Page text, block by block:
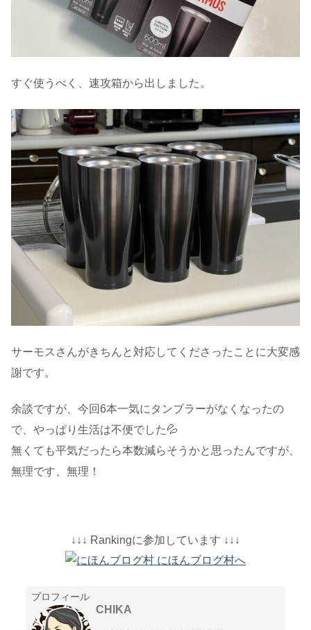
すぐ使うべく、速攻箱から出しました。
サーモスさんがきちんと対応してくださったことに大変感
謝です。
余談ですが、今回6本一気にタンブラーがなくなったの
で、やっぱり生活は不便でした💦
無くても平気だったら本数減らそうかと思ったんですが、
無理です、無理！
↓↓↓ Rankingに参加しています ↓↓↓
プロフィール
CHIKA